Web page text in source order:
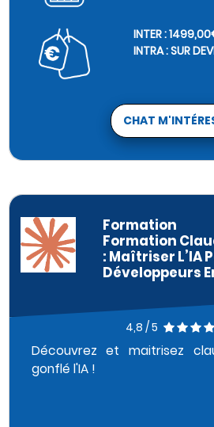
INTER :
INTRA : SUR
CHAT
Formation
Formation
: Maîtriser L’IA
Développeurs
4,8 / 5
Découvrez et maitrisez
gonflé l'IA !